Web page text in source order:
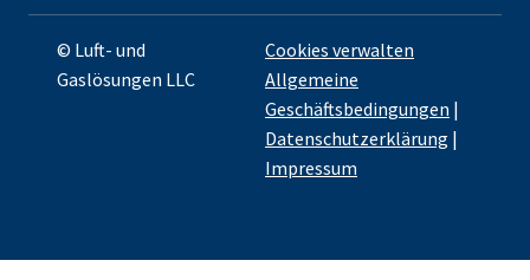
© Luft- und
Gaslösungen LLC
Cookies verwalten
Allgemeine
Geschäftsbedingungen |
Datenschutzerklärung |
Impressum